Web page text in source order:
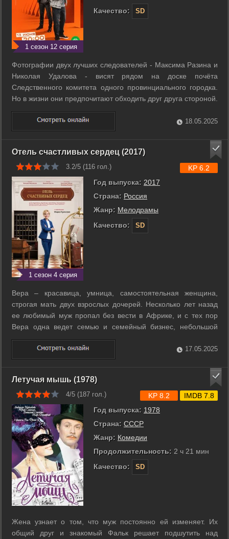
1 сезон 12 серия
Качество: SD
Фотографии двух лучших следователей - Максима Разина и
Николая Удалова - висят рядом на доске почёта
Следственного комитета одного провинциального городка.
Но в жизни они предпочитают обходить друг друга стороной.
Всё дело в их полярности: конкретный, взрывной Разин и
следователь-интеллектуал Удалов, который живёт по уставу
и блюдёт закон, да так ...
18.05.2025
Отель счастливых сердец (2017)
3.2/5 (116 гол.)
1 сезон 4 серия
Год выпуска: 2017
Страна: Россия
Жанр: Мелодрамы
Качество:
SD
KP 6.2
Вера – красавица, умница, самостоятельная женщина,
строгая мать двух взрослых дочерей. Несколько лет назад
ее любимый муж пропал без вести в Африке, и с тех пор
Вера одна ведет семью и семейный бизнес, небольшой
отель. Под ее неусыпным контролем всё - в идеальном
порядке. Но долго так не бывает, и Верин аккуратный мир
уже рушится - старые ...
17.05.2025
Летучая мышь (1978)
4/5 (187 гол.)
Год выпуска: 1978
Страна: СССР
Жанр: Комедии
Продолжительность: 2 ч 21 мин
Качество:
SD
KP 8.2 IMDB 7.8
Жена узнает о том, что муж постоянно ей изменяет. Их
общий друг и знакомый Фальк решает подшутить над